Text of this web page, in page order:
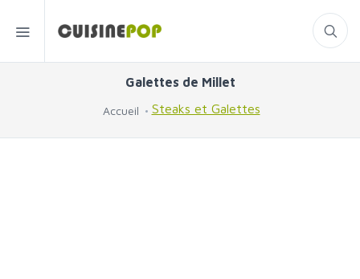
Galettes de Millet
Accueil Steaks et Galettes